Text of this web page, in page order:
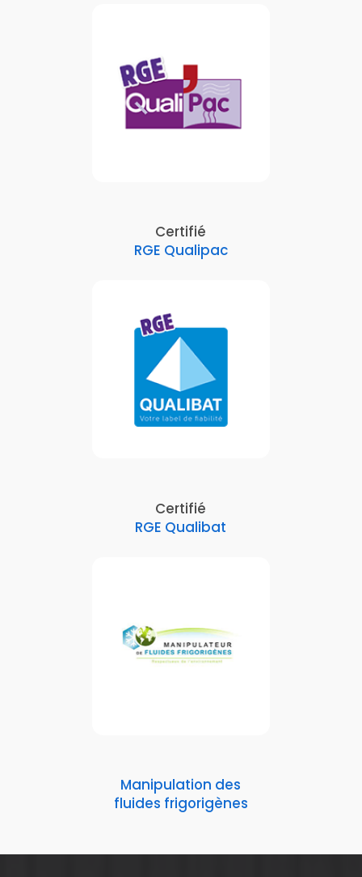
Certifié
RGE Qualipac
Certifié
RGE Qualibat
Manipulation des
fluides frigorigènes